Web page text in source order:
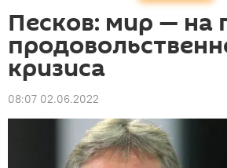
Песков: мир — на
кризиса
08:07 02.06.2022